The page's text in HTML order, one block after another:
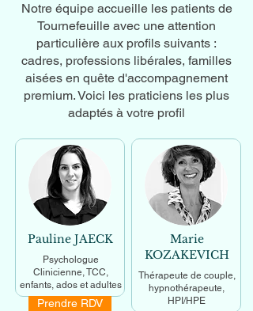
Notre équipe accueille les patients de
Tournefeuille avec une attention
particulière aux profils suivants :
cadres, professions libérales, familles
aisées en quête d'accompagnement
premium. Voici les praticiens les plus
adaptés à votre profil
Pauline JAECK
Psychologue
Clinicienne, TCC,
enfants, ados et adultes
En savoir +
Prendre RDV
Marie
KOZAKEVICH
Thérapeute de couple,
hypnothérapeute,
HPI/HPE